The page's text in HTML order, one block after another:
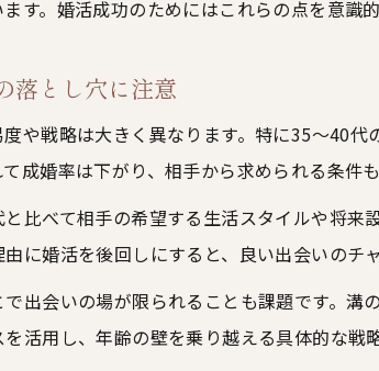
す。婚活成功のためにはこれらの点を意識
落とし穴に注意
や戦略は大きく異なります。特に35～40
成婚率は下がり、相手から求められる条件
比べて相手の希望する生活スタイルや将
に婚活を後回しにすると、良い出会いのチ
出会いの場が限られることも課題です。
活用し、年齢の壁を乗り越える具体的な戦